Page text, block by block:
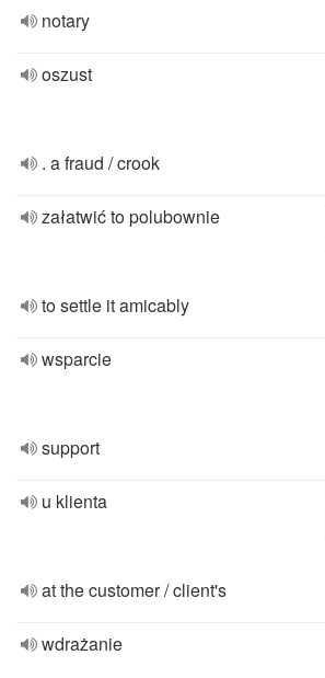
notary
oszust
. a fraud / crook
załatwić to polubownie
to settle it amicably
wsparcie
support
u klienta
at the customer / client's
wdrażanie